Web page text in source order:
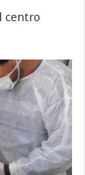
centro